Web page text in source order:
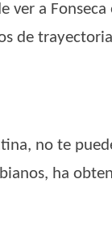
ver a
de
no te
ha